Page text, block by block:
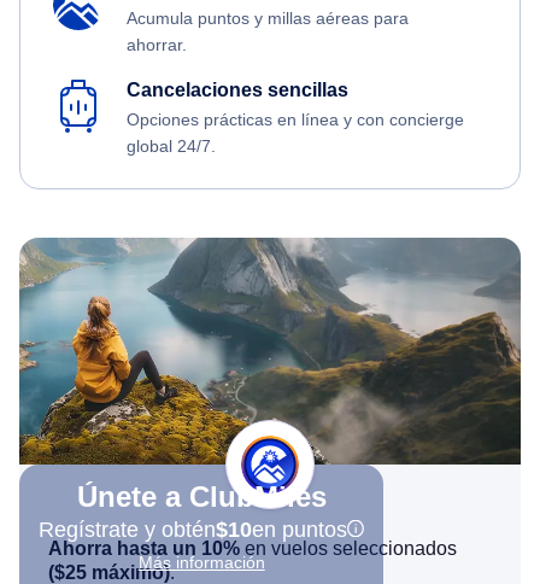
Acumula puntos y millas aéreas para
ahorrar.
Cancelaciones sencillas
Opciones prácticas en línea y con concierge
global 24/7.
Únete a ClubMiles
Regístrate y obtén$10en puntos
Más información
Ahorra hasta un 10% en vuelos seleccionados
($25 máximo).